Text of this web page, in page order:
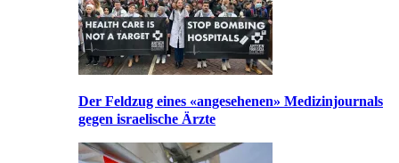
Der Feldzug eines «angesehenen» Medizinjournals
gegen israelische Ärzte